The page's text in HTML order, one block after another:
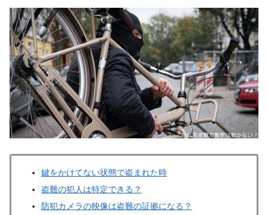
鍵をかけてない状態で盗まれた時
盗難の犯人は特定できる？
防犯カメラの映像は盗難の証拠になる？